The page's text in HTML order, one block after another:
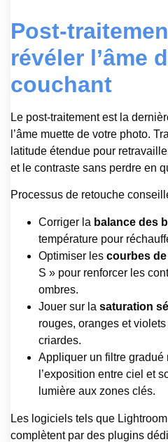
Post-
révéler l’âme
couchant
Le post-traitement est la
l’âme muette de votre photo.
latitude étendue pour
et le contraste sans perdre en
Processus de retouche
Corriger la balance des
température pour
Optimiser les courbes
S » pour renforcer les
ombres.
Jouer sur la saturation
rouges, oranges et
criardes.
Appliquer un filtre gradué
l’exposition entre ciel et
lumière aux zones clés.
Les logiciels tels que
complètent par des plugins